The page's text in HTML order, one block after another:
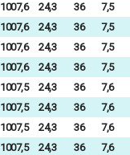
1007,6 24,3 36
7,5
1007,6 24,3 36
7,5
1007,6 24,3 36
7,5
1007,6 24,3 36
7,5
1007,5 24,3 36
7,6
1007,5 24,3 36
7,6
1007,5 24,3 36
7,6
1007,5 24,3 36
7,6